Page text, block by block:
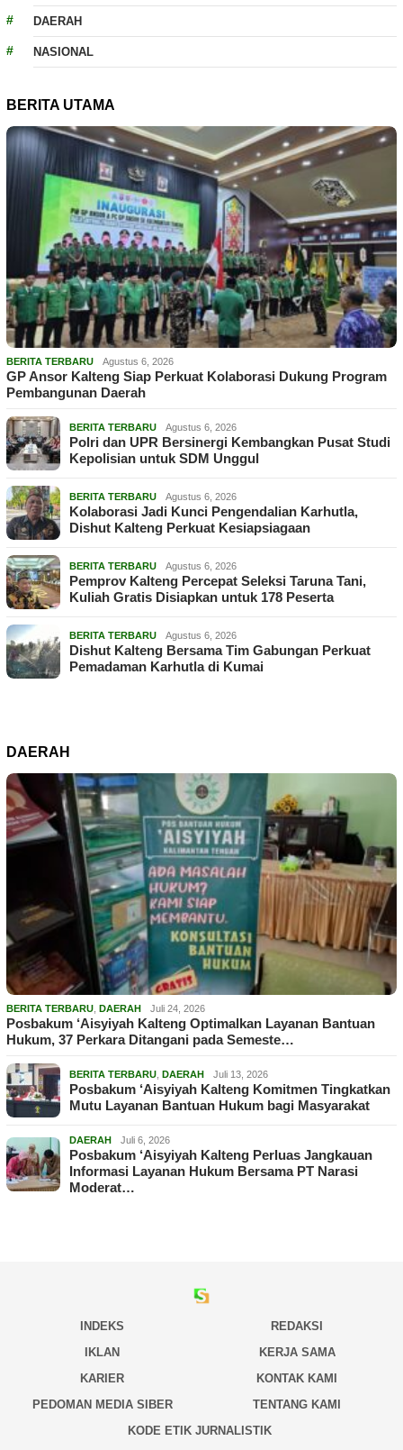
DAERAH
NASIONAL
BERITA UTAMA
BERITA TERBARU Agustus 6, 2026
GP Ansor Kalteng Siap Perkuat Kolaborasi Dukung Program
Pembangunan Daerah
BERITA TERBARU Agustus 6, 2026
Polri dan UPR Bersinergi Kembangkan Pusat Studi
Kepolisian untuk SDM Unggul
BERITA TERBARU Agustus 6, 2026
Kolaborasi Jadi Kunci Pengendalian Karhutla,
Dishut Kalteng Perkuat Kesiapsiagaan
BERITA TERBARU Agustus 6, 2026
Pemprov Kalteng Percepat Seleksi Taruna Tani,
Kuliah Gratis Disiapkan untuk 178 Peserta
BERITA TERBARU Agustus 6, 2026
Dishut Kalteng Bersama Tim Gabungan Perkuat
Pemadaman Karhutla di Kumai
DAERAH
BERITA TERBARU DAERAH Juli 24, 2026
Posbakum ‘Aisyiyah Kalteng Optimalkan Layanan Bantuan
Hukum, 37 Perkara Ditangani pada Semeste…
BERITA TERBARU DAERAH Juli 13, 2026
Posbakum ‘Aisyiyah Kalteng Komitmen Tingkatkan
Mutu Layanan Bantuan Hukum bagi Masyarakat
DAERAH Juli 6, 2026
Posbakum ‘Aisyiyah Kalteng Perluas Jangkauan
Informasi Layanan Hukum Bersama PT Narasi
Moderat…
INDEKS
REDAKSI
IKLAN
KERJA SAMA
KARIER
KONTAK KAMI
PEDOMAN MEDIA SIBER
TENTANG KAMI
KODE ETIK JURNALISTIK